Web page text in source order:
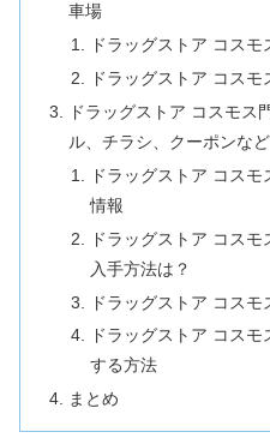
車場
ドラッグストア コス
ドラッグストア コス
ドラッグストア コスモス
ル、チラシ、クーポンなど
ドラッグストア コス
情報
ドラッグストア コス
入手方法は？
ドラッグストア コスモ
ドラッグストア コス
する方法
まとめ